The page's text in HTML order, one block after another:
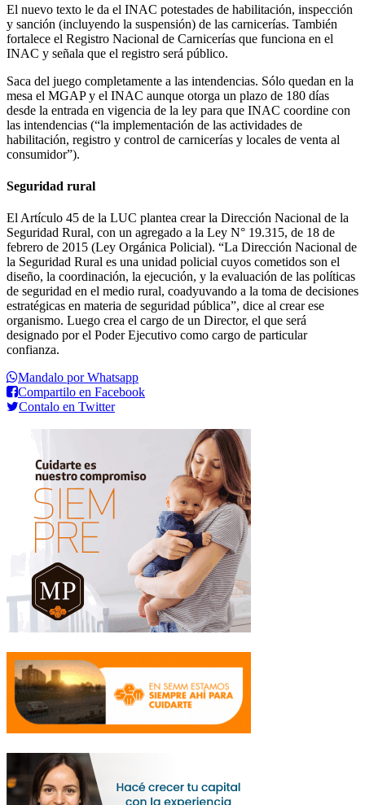
El nuevo texto le da el INAC potestades de habilitación, inspección
y sanción (incluyendo la suspensión) de las carnicerías. También
fortalece el Registro Nacional de Carnicerías que funciona en el
INAC y señala que el registro será público.
Saca del juego completamente a las intendencias. Sólo quedan en la
mesa el MGAP y el INAC aunque otorga un plazo de 180 días
desde la entrada en vigencia de la ley para que INAC coordine con
las intendencias (“la implementación de las actividades de
habilitación, registro y control de carnicerías y locales de venta al
consumidor”).
Seguridad rural
El Artículo 45 de la LUC plantea crear la Dirección Nacional de la
Seguridad Rural, con un agregado a la Ley N° 19.315, de 18 de
febrero de 2015 (Ley Orgánica Policial). “La Dirección Nacional de
la Seguridad Rural es una unidad policial cuyos cometidos son el
diseño, la coordinación, la ejecución, y la evaluación de las políticas
de seguridad en el medio rural, coadyuvando a la toma de decisiones
estratégicas en materia de seguridad pública”, dice al crear ese
organismo. Luego crea el cargo de un Director, el que será
designado por el Poder Ejecutivo como cargo de particular
confianza.
Mandalo por Whatsapp
Compartilo en Facebook
Contalo en Twitter